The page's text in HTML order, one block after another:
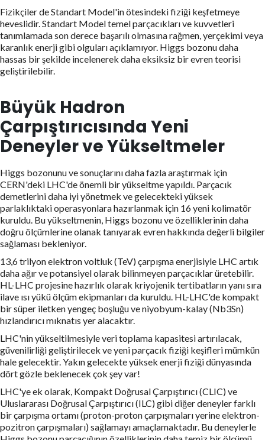
Fizikçiler de Standart Model'in ötesindeki fiziği keşfetmeye
heveslidir. Standart Model temel parçacıkları ve kuvvetleri
tanımlamada son derece başarılı olmasına rağmen, yerçekimi veya
karanlık enerji gibi olguları açıklamıyor. Higgs bozonu daha
hassas bir şekilde incelenerek daha eksiksiz bir evren teorisi
geliştirilebilir.
Büyük Hadron
Çarpıştırıcısında Yeni
Deneyler ve Yükseltmeler
Higgs bozonunu ve sonuçlarını daha fazla araştırmak için
CERN'deki LHC'de önemli bir yükseltme yapıldı. Parçacık
demetlerini daha iyi yönetmek ve gelecekteki yüksek
parlaklıktaki operasyonlara hazırlanmak için 16 yeni kolimatör
kuruldu. Bu yükseltmenin, Higgs bozonu ve özelliklerinin daha
doğru ölçümlerine olanak tanıyarak evren hakkında değerli bilgiler
sağlaması bekleniyor.
13,6 trilyon elektron voltluk (TeV) çarpışma enerjisiyle LHC artık
daha ağır ve potansiyel olarak bilinmeyen parçacıklar üretebilir.
HL-LHC projesine hazırlık olarak kriyojenik tertibatların yanı sıra
ilave ısı yükü ölçüm ekipmanları da kuruldu. HL-LHC'de kompakt
bir süper iletken yengeç boşluğu ve niyobyum-kalay (Nb3Sn)
hızlandırıcı mıknatıs yer alacaktır.
LHC'nin yükseltilmesiyle veri toplama kapasitesi artırılacak,
güvenilirliği geliştirilecek ve yeni parçacık fiziği keşifleri mümkün
hale gelecektir. Yakın gelecekte yüksek enerji fiziği dünyasında
dört gözle beklenecek çok şey var!
LHC'ye ek olarak, Kompakt Doğrusal Çarpıştırıcı (CLIC) ve
Uluslararası Doğrusal Çarpıştırıcı (ILC) gibi diğer deneyler farklı
bir çarpışma ortamı (proton-proton çarpışmaları yerine elektron-
pozitron çarpışmaları) sağlamayı amaçlamaktadır. Bu deneylerle